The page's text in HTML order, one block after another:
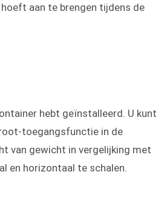
aan te brengen tijdens de
hebt geïnstalleerd. U kunt
toegangsfunctie in de
van gewicht in vergelijking met
en horizontaal te schalen.